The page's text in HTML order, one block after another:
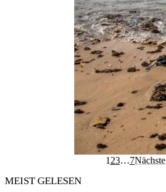
1 23…7Nächste
MEIST GELESEN